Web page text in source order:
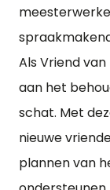
Als Vriend
aan het
schat. Met
nieuwe
plannen van